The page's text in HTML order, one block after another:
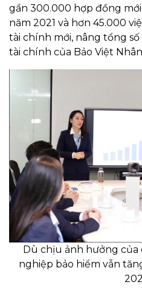
gần 300.000 hợp đồng
năm 2021 và hơn 45.000
tài chính mới, nâng tổng
tài chính của Bảo Việt
Dù chịu ảnh hưởng
nghiệp bảo hiểm vẫn